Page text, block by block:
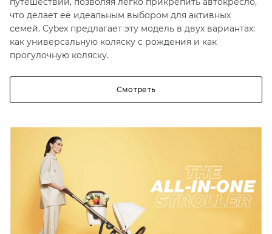
что делает её идеальным выбором для активных
семей. Cybex предлагает эту модель в двух вариантах:
как универсальную коляску с рождения и как
прогулочную коляску.
Смотреть